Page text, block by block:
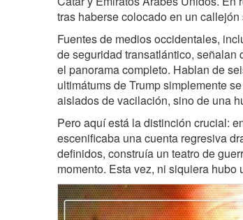
tras haberse colocado en un callejón
Fuentes de medios occidentales,
de seguridad transatlántico,
el panorama completo. Hablan de
ultimátums de Trump simplemente
aislados de vacilación, sino de una
Pero aquí está la distinción crucial:
escenificaba una cuenta regresiva
definidos, construía un teatro de
momento. Esta vez, ni siquiera